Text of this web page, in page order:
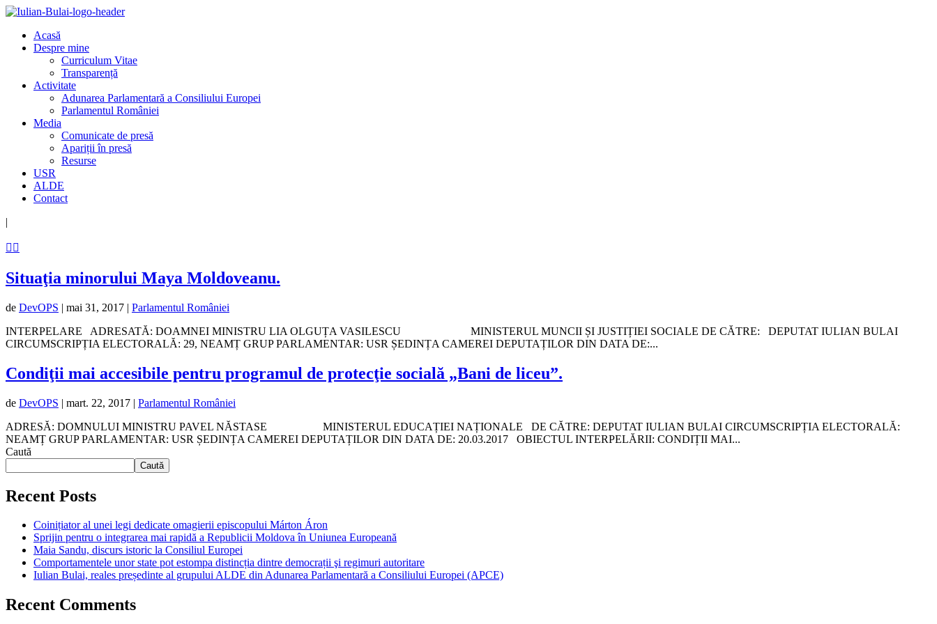
Acasă
Despre mine
Curriculum Vitae
Transparență
Activitate
Adunarea Parlamentară a Consiliului Europei
Parlamentul României
Media
Comunicate de presă
Apariții în presă
Resurse
USR
ALDE
Contact
|
 
Situaţia minorului Maya Moldoveanu.
de DevOPS | mai 31, 2017 | Parlamentul României
INTERPELARE ADRESATĂ: DOAMNEI MINISTRU LIA OLGUȚA VASILESCU MINISTERUL MUNCII ȘI JUSTIȚIEI SOCIALE DE CĂTRE: DEPUTAT IULIAN BULAI
CIRCUMSCRIPȚIA ELECTORALĂ: 29, NEAMȚ GRUP PARLAMENTAR: USR ȘEDINȚA CAMEREI DEPUTAȚILOR DIN DATA DE:...
Condiţii mai accesibile pentru programul de protecţie socială „Bani de liceu”.
de DevOPS | mart. 22, 2017 | Parlamentul României
ADRESĂ: DOMNULUI MINISTRU PAVEL NĂSTASE MINISTERUL EDUCAȚIEI NAȚIONALE DE CĂTRE: DEPUTAT IULIAN BULAI CIRCUMSCRIPȚIA ELECTORALĂ:
NEAMȚ GRUP PARLAMENTAR: USR ȘEDINȚA CAMEREI DEPUTAȚILOR DIN DATA DE: 20.03.2017 OBIECTUL INTERPELĂRII: CONDIȚII MAI...
Caută
Caută
Recent Posts
Coinițiator al unei legi dedicate omagierii episcopului Márton Áron
Sprijin pentru o integrarea mai rapidă a Republicii Moldova în Uniunea Europeană
Maia Sandu, discurs istoric la Consiliul Europei
Comportamentele unor state pot estompa distincția dintre democrații şi regimuri autoritare
Iulian Bulai, reales președinte al grupului ALDE din Adunarea Parlamentară a Consiliului Europei (APCE)
Recent Comments